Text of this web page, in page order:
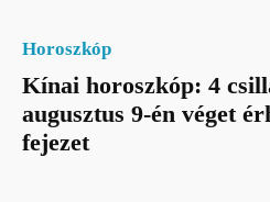
Horoszkóp
Kínai horoszkóp: 4
augusztus 9-én véget
fejezet